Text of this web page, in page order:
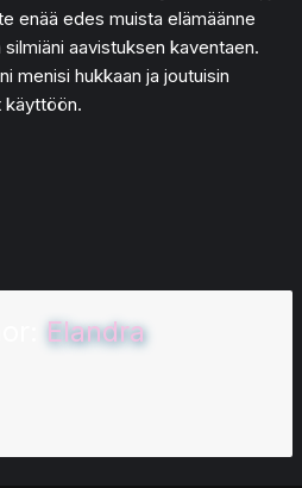
enää edes muista elämäänne
aavistuksen kaventaen.
menisi hukkaan ja joutuisin
käyttöön.
Elandra